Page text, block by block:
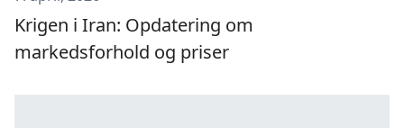
Krigen i Iran: Opdatering om
markedsforhold og priser